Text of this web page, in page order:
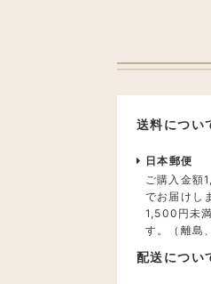
送料につい
日本郵便
ご購入金額
でお届けし
1,500円未
す。（離島
配送につい